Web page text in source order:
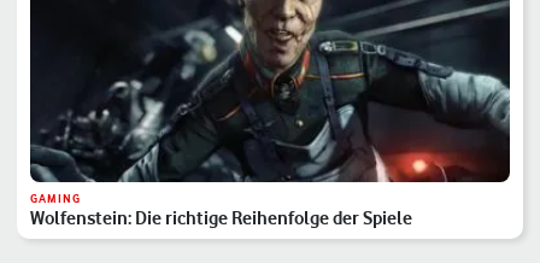
GAMING
Wolfenstein: Die richtige Reihenfolge der Spiele